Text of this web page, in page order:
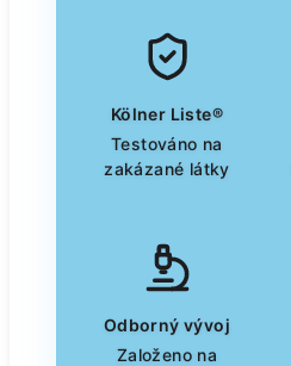
Kölner Liste®
Testováno na
zakázané látky
Odborný vývoj
Založeno na